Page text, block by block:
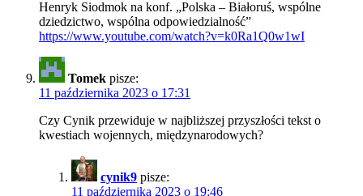
Henryk Siodmok na konf. „Polska – Białoruś, wspólne
dziedzictwo, wspólna odpowiedzialność”
https://www.youtube.com/watch?v=k0Ra1Q0w1wI
Tomek pisze:
11 października 2023 o 17:31
Czy Cynik przewiduje w najbliższej przyszłości tekst o
kwestiach wojennych, międzynarodowych?
cynik9 pisze:
11 października 2023 o 19:46